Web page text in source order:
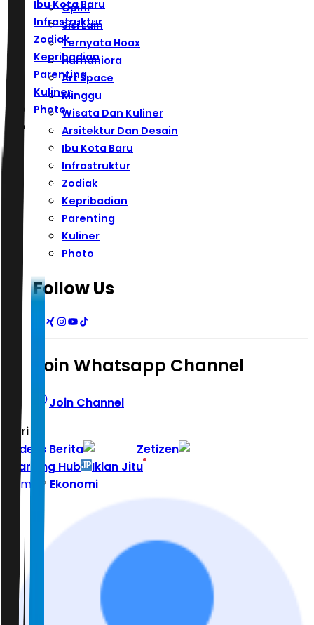
Ibu Kota Baru
Infrastruktur
Zodiak
Kepribadian
Parenting
Kuliner
Photo
Opini
Sisi Lain
Ternyata Hoax
Humaniora
Art Space
Minggu
Wisata Dan Kuliner
Arsitektur Dan Desain
Ibu Kota Baru
Infrastruktur
Zodiak
Kepribadian
Parenting
Kuliner
Photo
Follow Us
Join Whatsapp Channel
Join Channel
Hari ini
Indeks Berita
Zetizen
Learning Hub
Iklan Jitu
Home
Ekonomi